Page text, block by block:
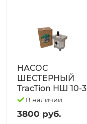
НАСОС
ШЕСТЕРНЫЙ
TracTion НШ 10-3
В наличии
3800 руб.